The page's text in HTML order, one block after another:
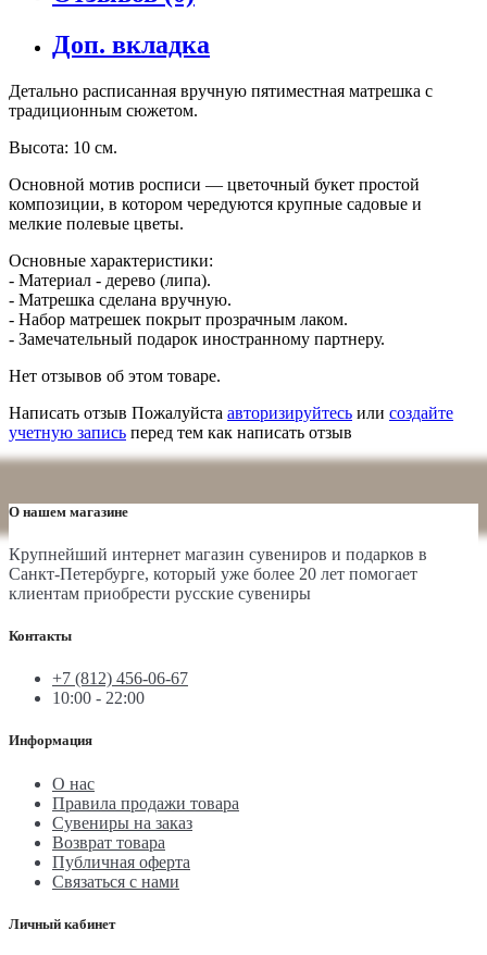
Доп. вкладка
Детально расписанная вручную пятиместная матрешка с
традиционным сюжетом.
Высота: 10 см.
Основной мотив росписи — цветочный букет простой
композиции, в котором чередуются крупные садовые и
мелкие полевые цветы.
Основные характеристики:
- Материал - дерево (липа).
- Матрешка сделана вручную.
- Набор матрешек покрыт прозрачным лаком.
- Замечательный подарок иностранному партнеру.
Нет отзывов об этом товаре.
Написать отзыв Пожалуйста авторизируйтесь или создайте
учетную запись перед тем как написать отзыв
О нашем магазине
Крупнейший интернет магазин сувениров и подарков в
Санкт-Петербурге, который уже более 20 лет помогает
клиентам приобрести русские сувениры
Контакты
+7 (812) 456-06-67
10:00 - 22:00
Информация
О нас
Правила продажи товара
Сувениры на заказ
Возврат товара
Публичная оферта
Связаться с нами
Личный кабинет